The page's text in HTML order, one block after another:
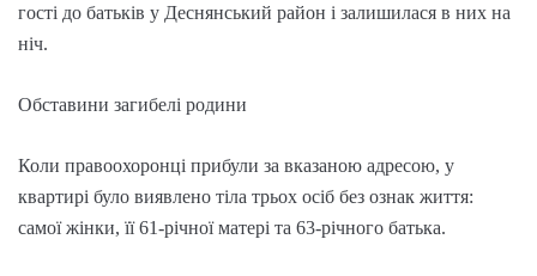
гості до батьків у Деснянський район і залишилася в них на
ніч.
Обставини загибелі родини
Коли правоохоронці прибули за вказаною адресою, у
квартирі було виявлено тіла трьох осіб без ознак життя:
самої жінки, її 61-річної матері та 63-річного батька.